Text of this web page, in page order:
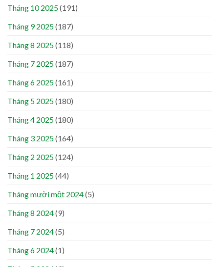
Tháng 10 2025(191)
Tháng 9 2025(187)
Tháng 8 2025(118)
Tháng 7 2025(187)
Tháng 6 2025(161)
Tháng 5 2025(180)
Tháng 4 2025(180)
Tháng 3 2025(164)
Tháng 2 2025(124)
Tháng 1 2025(44)
Tháng mười một 2024(5)
Tháng 8 2024(9)
Tháng 7 2024(5)
Tháng 6 2024(1)